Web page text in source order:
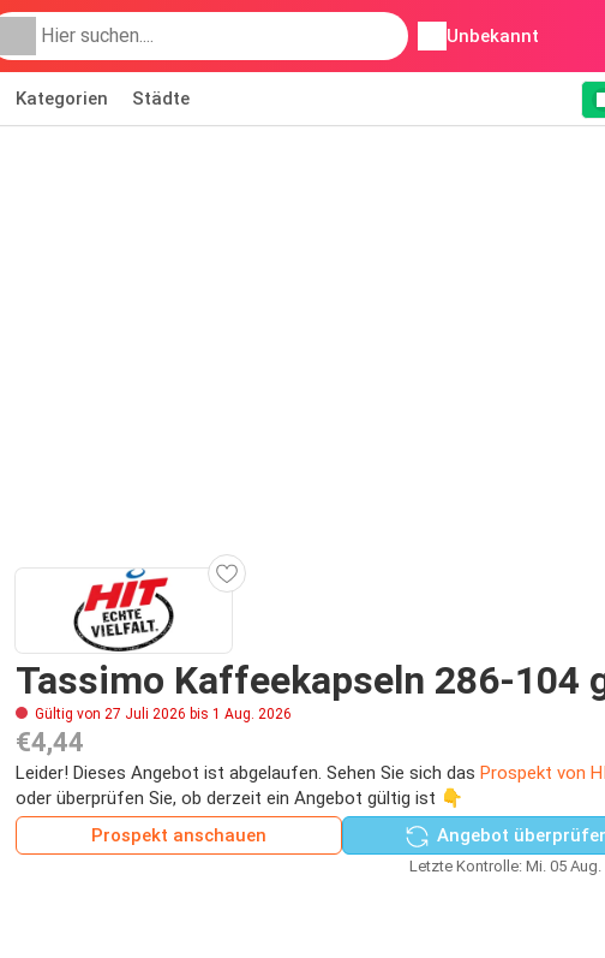
Unbekannt
Kategorien Städte
Tassimo Kaffeekapseln 286-104
Gültig von 27 Juli 2026 bis 1 Aug. 2026
€4,44
Leider! Dieses Angebot ist abgelaufen. Sehen Sie sich das Prospekt von
oder überprüfen Sie, ob derzeit ein Angebot gültig ist 👇
Prospekt anschauen
Angebot
Letzte Kontrolle: Mi. 05 Aug.